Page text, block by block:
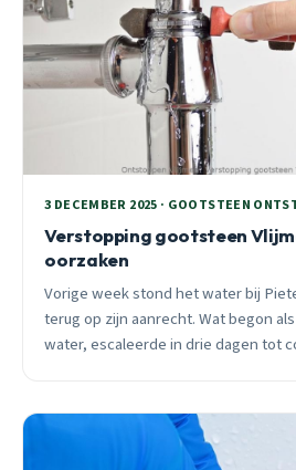
3 DECEMBER 2025 · GOOTSTEEN
Verstopping gootsteen
oorzaken
Vorige week stond het water bij
terug op zijn aanrecht. Wat begon
water, escaleerde in drie dagen tot